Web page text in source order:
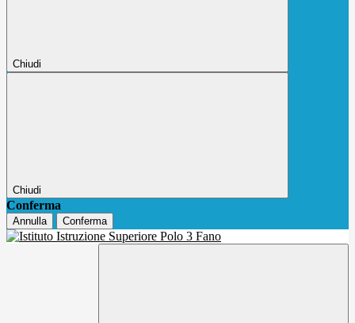
Chiudi
Chiudi
Conferma
Annulla Conferma